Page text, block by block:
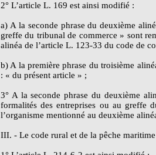
2° L’article L. 169 est ainsi modifié :
a) A la seconde phrase du deuxième
greffe du tribunal de commerce » sont
alinéa de l’article L. 123-33 du code de
b) A la première phrase du troisième
: « du présent article » ;
3° A la seconde phrase du deuxième
formalités des entreprises ou au greffe
l’organisme mentionné au deuxième
III. - Le code rural et de la pêche